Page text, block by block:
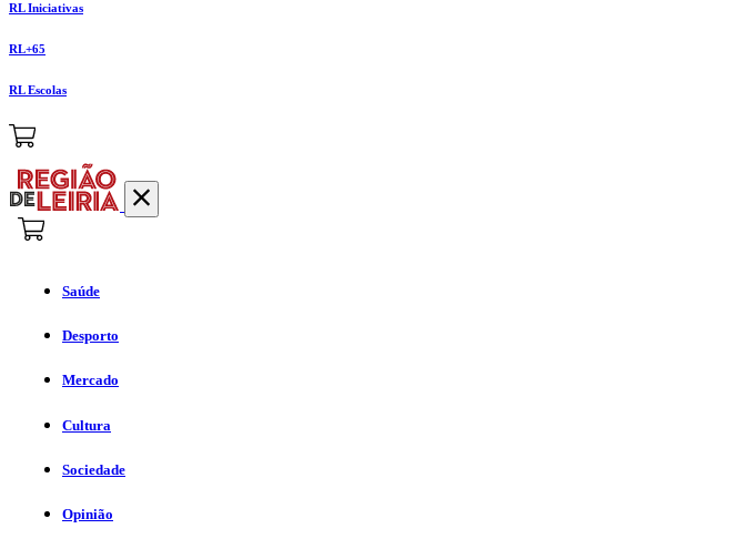
RL Iniciativas
RL+65
RL Escolas
Saúde
Desporto
Mercado
Cultura
Sociedade
Opinião